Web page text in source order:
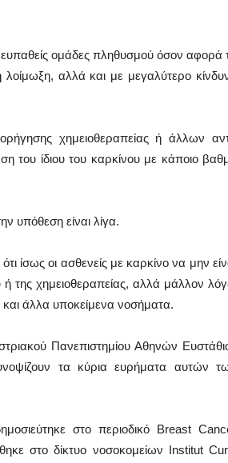
ευπαθείς ομάδες πληθυσμού όσον αφορά
αλλά και με μεγαλύτερο
χημειοθεραπείας ή άλλων
του ίδιου του καρκίνου με κάποιο
υπόθεση είναι λίγα.
ίσως οι ασθενείς με καρκίνο να μην
ή της χημειοθεραπείας, αλλά μάλλον
άλλα υποκείμενα νοσήματα.
Πανεπιστημίου Αθηνών
τα κύρια ευρήματα αυτών
στο περιοδικό Breast
στο δίκτυο νοσοκομείων Institut